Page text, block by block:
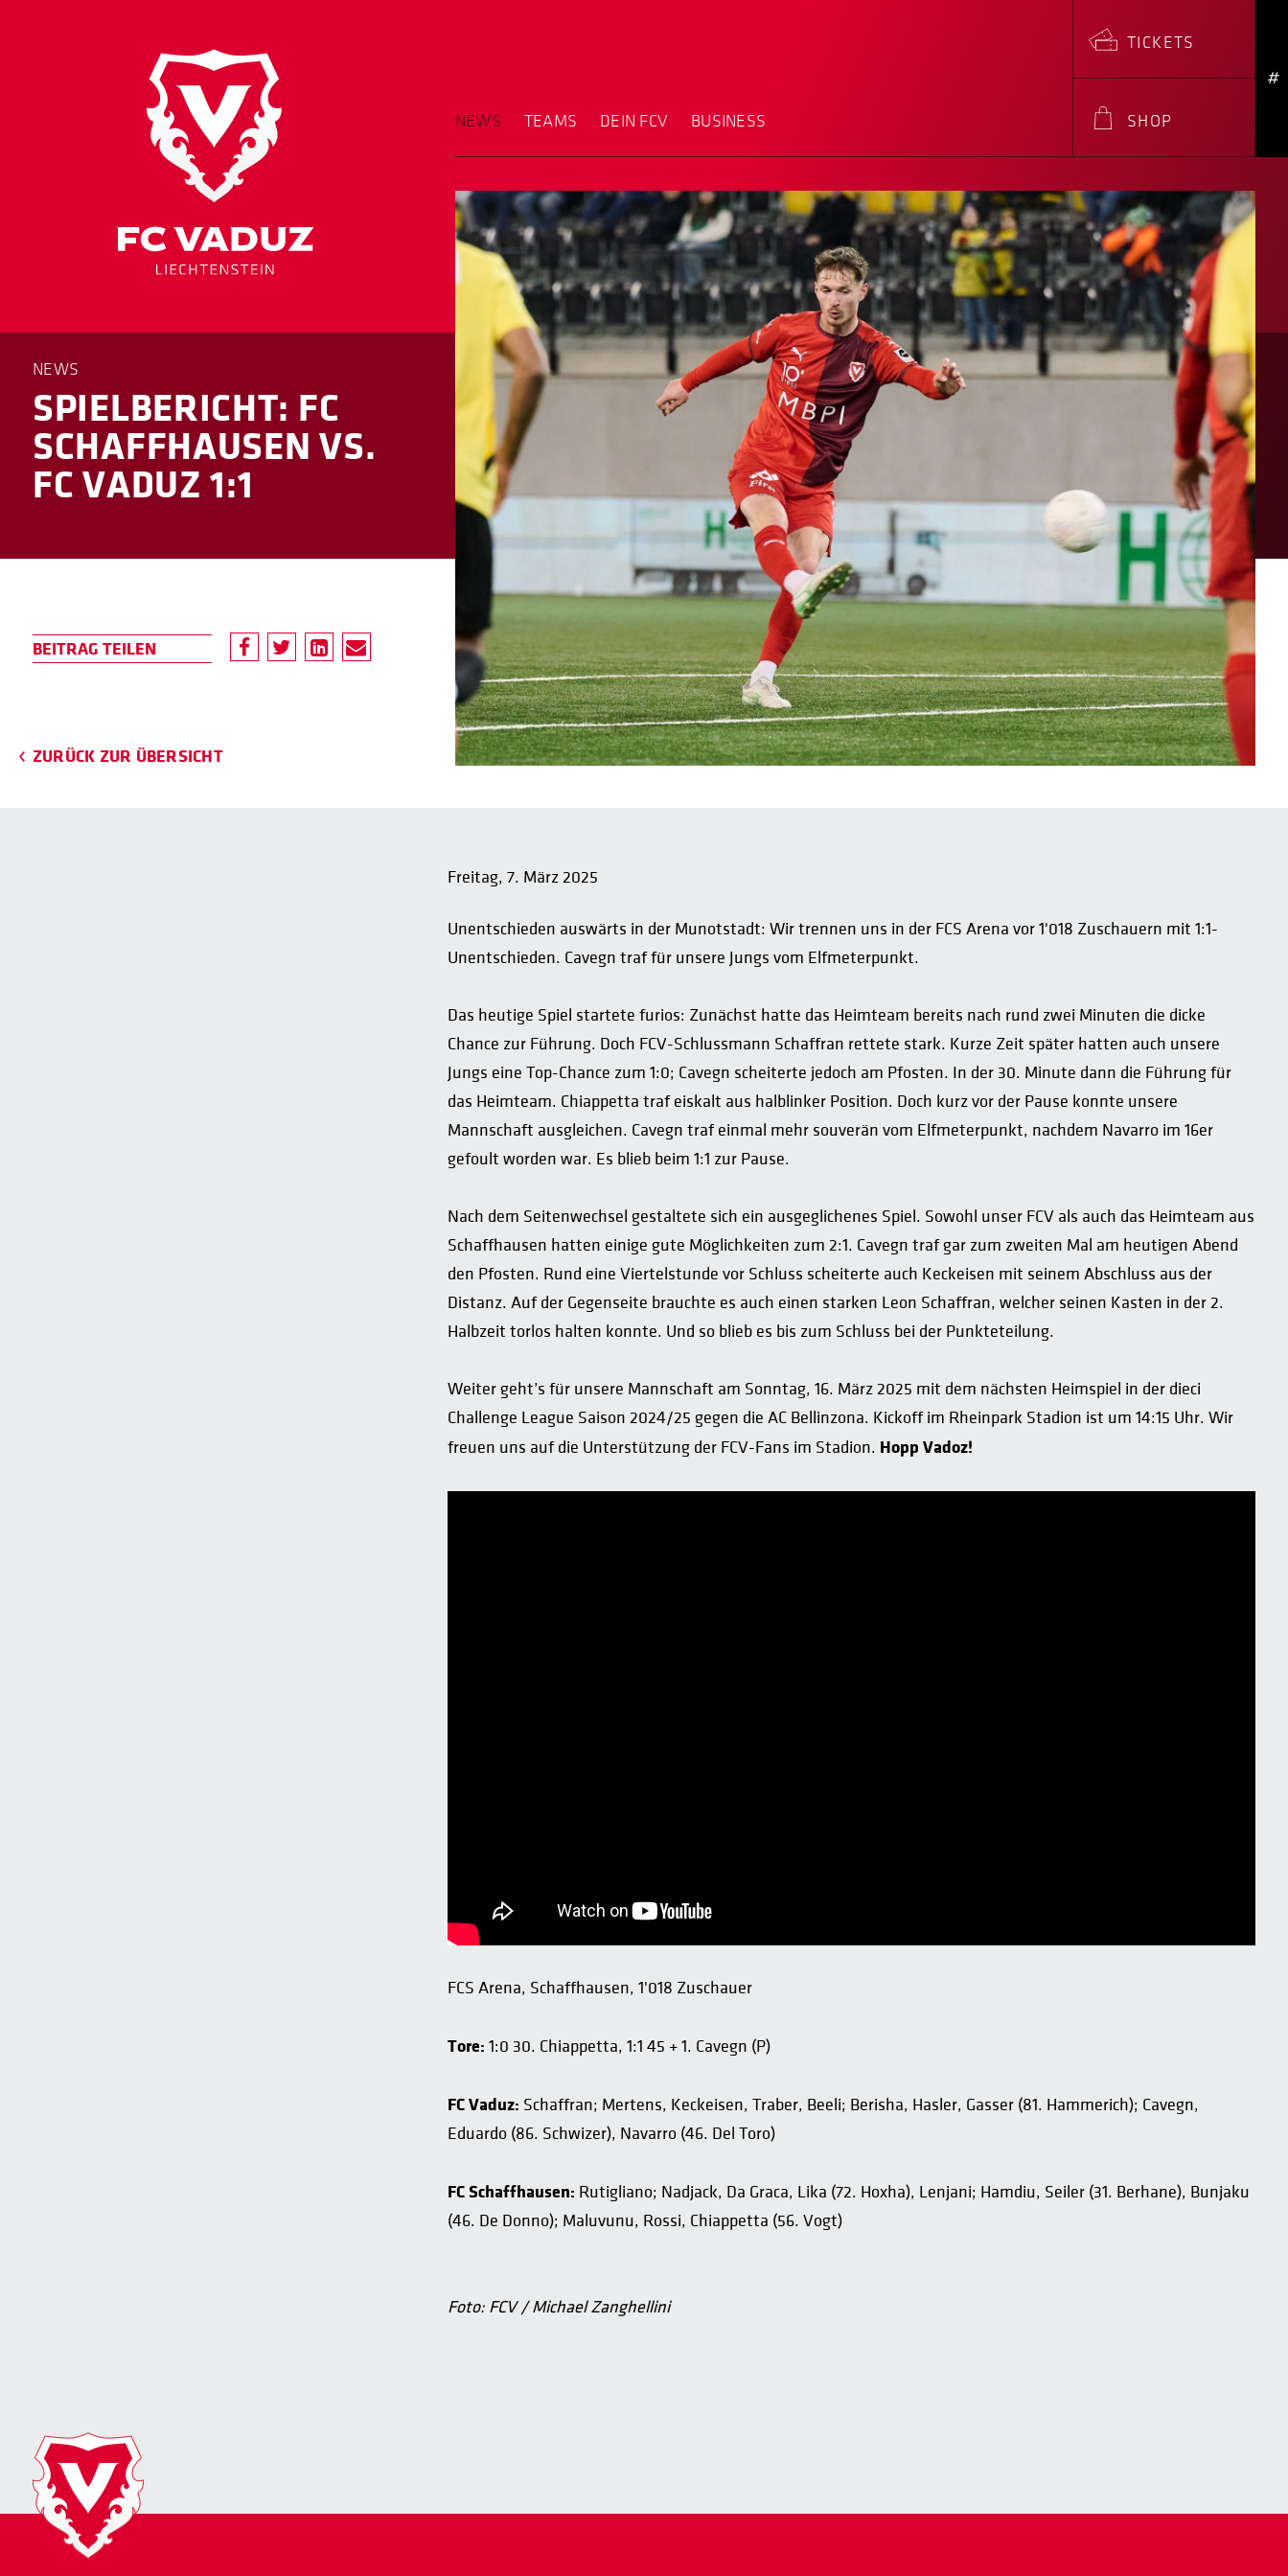
NEWS TEAMS DEIN FCV BUSINESS
TICKETS
SHOP
#
NEWS
SPIELBERICHT: FC
SCHAFF­HAUSEN VS.
FC VADUZ 1:1
ZURÜCK ZUR ÜBERSICHT
Freitag, 7. März 2025
Unentschieden auswärts in der Munotstadt: Wir trennen uns in der FCS Arena vor 1'018 Zuschauern mit 1:1-
Unentschieden. Cavegn traf für unsere Jungs vom Elfmeterpunkt.
Das heutige Spiel startete furios: Zunächst hatte das Heimteam bereits nach rund zwei Minuten die dicke
Chance zur Führung. Doch FCV-Schlussmann Schaffran rettete stark. Kurze Zeit später hatten auch unsere
Jungs eine Top-Chance zum 1:0; Cavegn scheiterte jedoch am Pfosten. In der 30. Minute dann die Führung für
das Heimteam. Chiappetta traf eiskalt aus halblinker Position. Doch kurz vor der Pause konnte unsere
Mannschaft ausgleichen. Cavegn traf einmal mehr souverän vom Elfmeterpunkt, nachdem Navarro im 16er
gefoult worden war. Es blieb beim 1:1 zur Pause.
Nach dem Seitenwechsel gestaltete sich ein ausgeglichenes Spiel. Sowohl unser FCV als auch das Heimteam aus
Schaffhausen hatten einige gute Möglichkeiten zum 2:1. Cavegn traf gar zum zweiten Mal am heutigen Abend
den Pfosten. Rund eine Viertelstunde vor Schluss scheiterte auch Keckeisen mit seinem Abschluss aus der
Distanz. Auf der Gegenseite brauchte es auch einen starken Leon Schaffran, welcher seinen Kasten in der 2.
Halbzeit torlos halten konnte. Und so blieb es bis zum Schluss bei der Punkteteilung.
Weiter geht’s für unsere Mannschaft am Sonntag, 16. März 2025 mit dem nächsten Heimspiel in der dieci
Challenge League Saison 2024/25 gegen die AC Bellinzona. Kickoff im Rheinpark Stadion ist um 14:15 Uhr. Wir
freuen uns auf die Unterstützung der FCV-Fans im Stadion. Hopp Vadoz!
FCS Arena, Schaffhausen, 1'018 Zuschauer
Tore: 1:0 30. Chiappetta, 1:1 45 + 1. Cavegn (P)
FC Vaduz: Schaffran; Mertens, Keckeisen, Traber, Beeli; Berisha, Hasler, Gasser (81. Hammerich); Cavegn,
Eduardo (86. Schwizer), Navarro (46. Del Toro)
FC Schaffhausen: Rutigliano; Nadjack, Da Graca, Lika (72. Hoxha), Lenjani; Hamdiu, Seiler (31. Berhane), Bunjaku
(46. De Donno); Maluvunu, Rossi, Chiappetta (56. Vogt)
Foto: FCV / Michael Zanghellini